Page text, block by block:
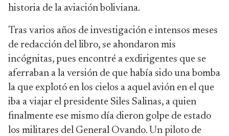
historia de la aviación boliviana.
Tras varios años de investigación e intensos meses
de redacción del libro, se ahondaron mis
incógnitas, pues encontré a exdirigentes que se
aferraban a la versión de que había sido una bomba
la que explotó en los cielos a aquel avión en el que
iba a viajar el presidente Siles Salinas, a quien
finalmente ese mismo día dieron golpe de estado
los militares del General Ovando. Un piloto de